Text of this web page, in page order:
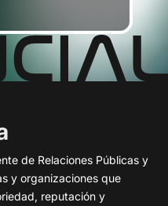
de Relaciones Públicas y
y organizaciones que
reputación y